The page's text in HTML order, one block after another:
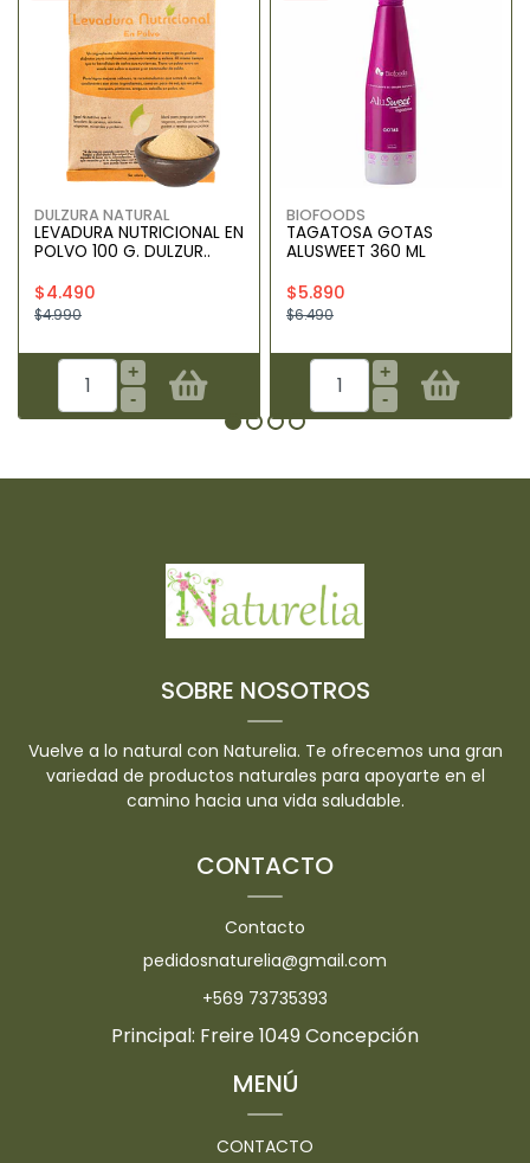
DULZURA NATURAL
LEVADURA NUTRICIONAL EN
POLVO 100 G. DULZUR..
$4.490
$4.990
+
-
BIOFOODS
TAGATOSA GOTAS
ALUSWEET 360 ML
$5.890
$6.490
+
-
SOBRE NOSOTROS
Vuelve a lo natural con Naturelia. Te ofrecemos una gran
variedad de productos naturales para apoyarte en el
camino hacia una vida saludable.
CONTACTO
Contacto
pedidosnaturelia@gmail.com
+569 73735393
Principal: Freire 1049 Concepción
MENÚ
CONTACTO